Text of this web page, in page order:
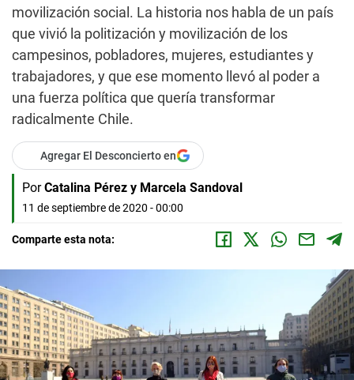
movilización social. La historia nos habla de un país
que vivió la politización y movilización de los
campesinos, pobladores, mujeres, estudiantes y
trabajadores, y que ese momento llevó al poder a
una fuerza política que quería transformar
radicalmente Chile.
Agregar El Desconcierto en
Por Catalina Pérez y Marcela Sandoval
11 de septiembre de 2020 - 00:00
Comparte esta nota: